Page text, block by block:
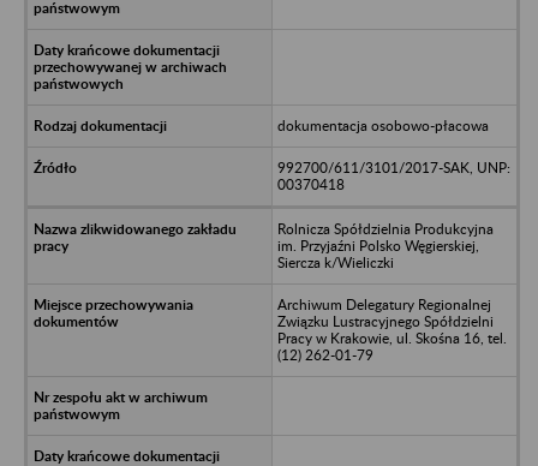
dokumentacja osobowo-płacowa
992700/611/3101/2017-SAK, UNP:
00370418
Rolnicza Spółdzielnia Produkcyjna
im. Przyjaźni Polsko Węgierskiej,
Siercza k/Wieliczki
Archiwum Delegatury Regionalnej
Związku Lustracyjnego Spółdzielni
Pracy w Krakowie, ul. Skośna 16, tel.
(12) 262-01-79